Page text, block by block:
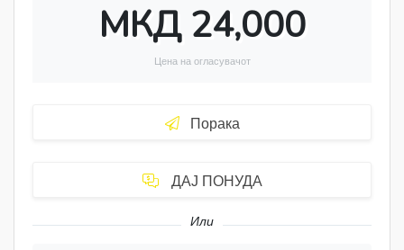
МКД 24,000
Цена на огласувачот
Порака
ДАЈ ПОНУДА
Или